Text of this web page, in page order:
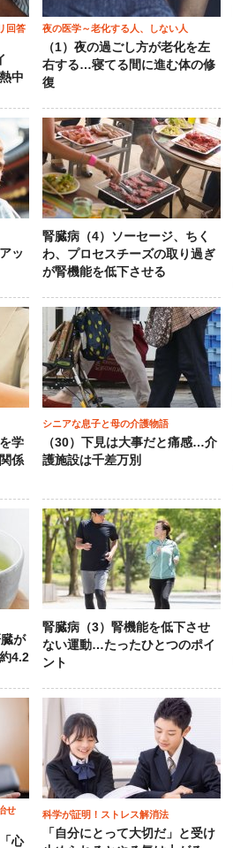
回答
中
夜の医学～老化する人、しない人
（1）夜の過ごし方が老化を左
右する…寝てる間に進む体の修
復
ッ
腎臓病（4）ソーセージ、ちく
わ、プロセスチーズの取り過ぎ
が腎機能を低下させる
学
係
シニアな息子と母の介護物語
（30）下見は大事だと痛感…介
護施設は千差万別
が
4.2
腎臓病（3）腎機能を低下させ
ない運動…たったひとつのポイ
ント
せ
心
科学が証明！ストレス解消法
「自分にとって大切だ」と受け